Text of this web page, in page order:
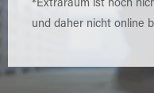
*Extraraum ist noch
und daher nicht online